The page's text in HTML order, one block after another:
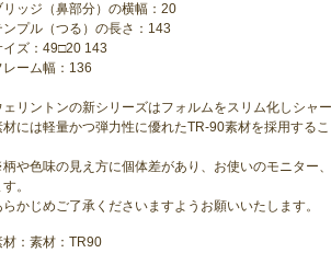
リッジ（鼻部分）の横幅：20
ンプル（つる）の長さ：143
イズ：49□20 143
レーム幅：136
ェリントンの新シリーズはフォルムをスリム化しシャ
材には軽量かつ弾力性に優れたTR-90素材を採用する
や色味の見え方に個体差があり、お使いのモニター
。
らかじめご了承くださいますようお願いいたします。
材：素材：TR90